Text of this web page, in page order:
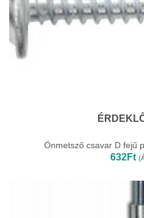
Önmetsző csavar D fejű
632Ft